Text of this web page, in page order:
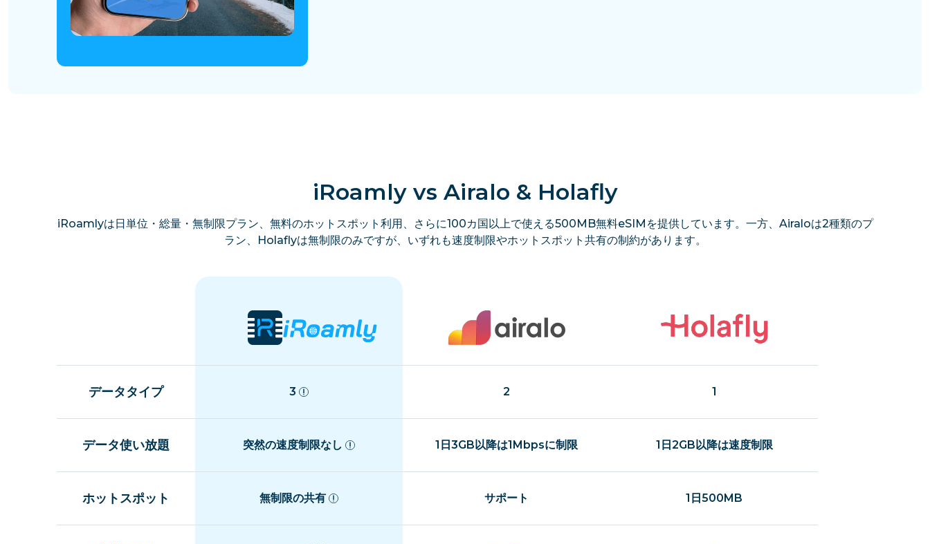
iRoamly vs Airalo & Holafly
iRoamlyは日単位・総量・無制限プラン、無料のホットスポット利用、さらに100カ国以上で使える500MB無料eSIMを提供しています。一方、Airaloは2種類のプ
ラン、Holaflyは無制限のみですが、いずれも速度制限やホットスポット共有の制約があります。
データタイプ 3 2 1
データ使い放題 突然の速度制限なし 1日3GB以降は1Mbpsに制限 1日2GB以降は速度制限
ホットスポット 無制限の共有 サポート 1日500MB